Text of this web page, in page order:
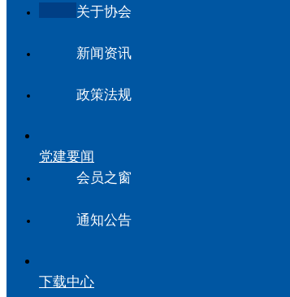
关于协会
新闻资讯
政策法规
党建要闻
会员之窗
通知公告
下载中心